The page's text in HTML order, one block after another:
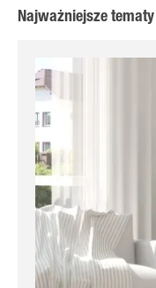
Najważniejsze